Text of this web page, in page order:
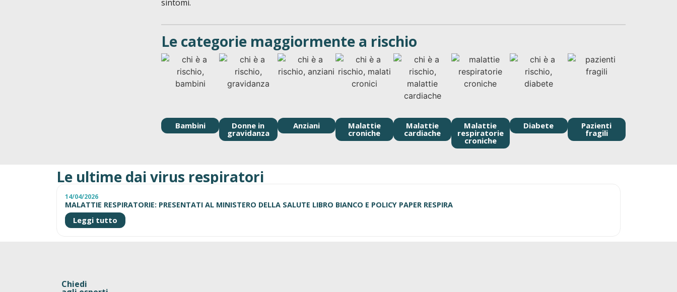
sintomi.
Le categorie maggiormente a rischio
Bambini Donne in
gravidanza
Anziani Malattie
croniche
Malattie
cardiache
Malattie
respiratorie
croniche
Diabete Pazienti
fragili
Le ultime dai virus respiratori
14/04/2026
MALATTIE RESPIRATORIE: PRESENTATI AL MINISTERO DELLA SALUTE LIBRO BIANCO E POLICY PAPER RESPIRA
Leggi tutto
Chiedi